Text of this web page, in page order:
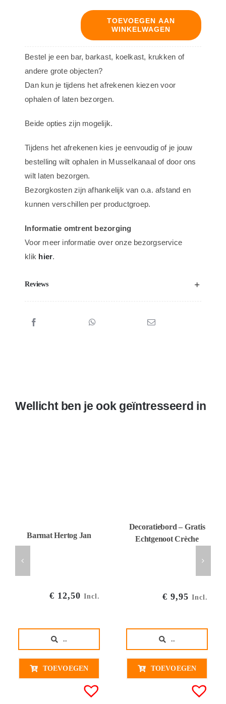
Decoratiebord
ontwerp
1378
aantal
TOEVOEGEN AAN
WINKELWAGEN
Bestel je een bar, barkast, koelkast, krukken of
andere grote objecten?
Dan kun je tijdens het afrekenen kiezen voor
ophalen of laten bezorgen.
Beide opties zijn mogelijk.
Tijdens het afrekenen kies je eenvoudig of je jouw
bestelling wilt ophalen in Musselkanaal of door ons
wilt laten bezorgen.
Bezorgkosten zijn afhankelijk van o.a. afstand en
kunnen verschillen per productgroep.
Informatie omtrent bezorging
Voor meer informatie over onze bezorgservice
klik hier.
Reviews
Wellicht ben je ook geïntresseerd in
Barmat Hertog Jan
€ 12,50 Incl.
..
TOEVOEGEN
Decoratiebord – Gratis
Echtgenoot Crèche
€ 9,95 Incl.
..
TOEVOEGEN